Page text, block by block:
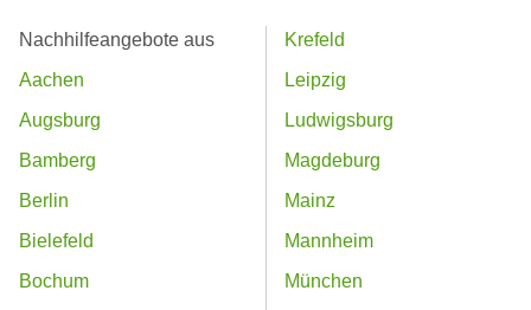
Nachhilfeangebote aus
Aachen
Augsburg
Bamberg
Berlin
Bielefeld
Bochum
Krefeld
Leipzig
Ludwigsburg
Magdeburg
Mainz
Mannheim
München